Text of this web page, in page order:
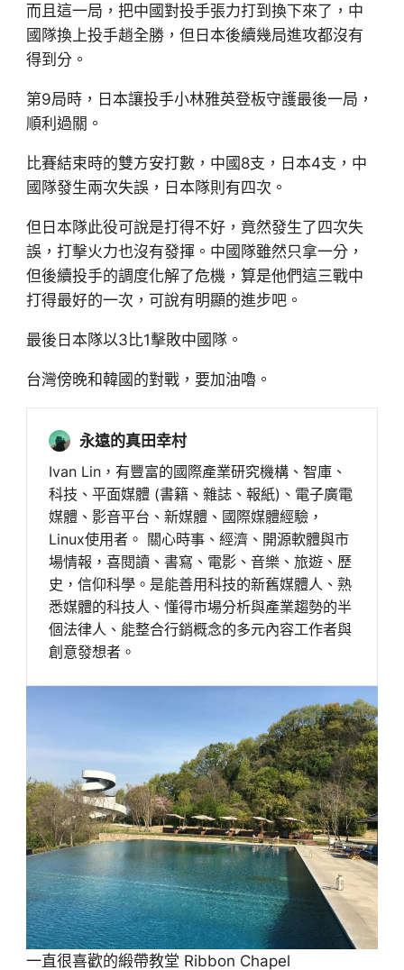
而且這一局，把中國對投手張力打到換下來了，中
國隊換上投手趙全勝，但日本後續幾局進攻都沒有
得到分。
第9局時，日本讓投手小林雅英登板守護最後一局，
順利過關。
比賽結束時的雙方安打數，中國8支，日本4支，中
國隊發生兩次失誤，日本隊則有四次。
但日本隊此役可說是打得不好，竟然發生了四次失
誤，打擊火力也沒有發揮。中國隊雖然只拿一分，
但後續投手的調度化解了危機，算是他們這三戰中
打得最好的一次，可說有明顯的進步吧。
最後日本隊以3比1擊敗中國隊。
台灣傍晚和韓國的對戰，要加油嚕。
永遠的真田幸村
Ivan Lin，有豐富的國際產業研究機構、智庫、
科技、平面媒體 (書籍、雜誌、報紙)、電子廣電
媒體、影音平台、新媒體、國際媒體經驗，
Linux使用者。 關心時事、經濟、開源軟體與市
場情報，喜閱讀、書寫、電影、音樂、旅遊、歷
史，信仰科學。是能善用科技的新舊媒體人、熟
悉媒體的科技人、懂得市場分析與產業趨勢的半
個法律人、能整合行銷概念的多元內容工作者與
創意發想者。
一直很喜歡的緞帶教堂 Ribbon Chapel